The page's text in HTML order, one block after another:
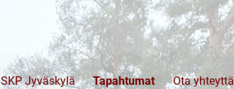
SKP Jyväskylä Tapahtumat Ota yhteyttä